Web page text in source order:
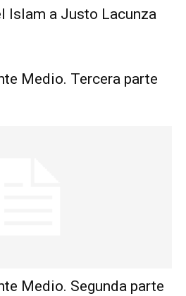
Islam a Justo Lacunza
Medio. Tercera parte
Medio. Segunda parte